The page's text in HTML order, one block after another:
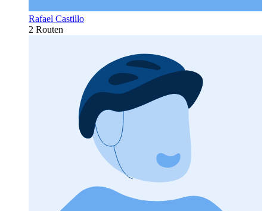
Rafael Castillo
2 Routen